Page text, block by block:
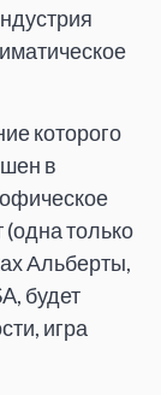
которого
в
(одна только
Альберты,
будет
игра